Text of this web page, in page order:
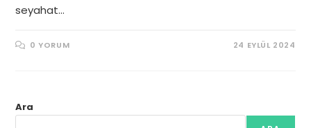
seyahat…
0 YORUM 24 EYLÜL 2024
Ara